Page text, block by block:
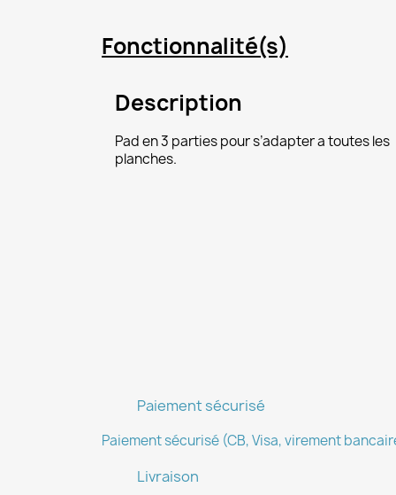
Fonctionnalité(s)
Description
Pad en 3 parties pour s’adapter a toutes les
planches.
Paiement sécurisé
Paiement sécurisé (CB, Visa, virement
Livraison